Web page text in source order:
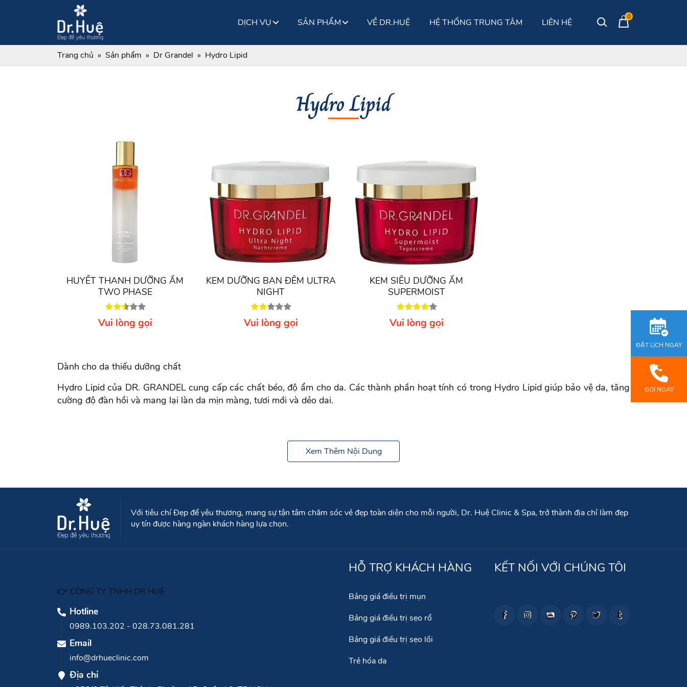
DỊCH VỤ SẢN PHẨM VỀ DR.HUỆ HỆ THỐNG TRUNG TÂM LIÊN HỆ
0
Trang chủ Sản phẩm Dr Grandel Hydro Lipid
Hydro Lipid
HUYẾT THANH DƯỠNG ẨM
TWO PHASE
Vui lòng gọi
KEM DƯỠNG BAN ĐÊM ULTRA
NIGHT
Vui lòng gọi
KEM SIÊU DƯỠNG ẨM
SUPERMOIST
Vui lòng gọi
Dành cho da thiếu dưỡng chất
Hydro Lipid của DR. GRANDEL cung cấp các chất béo, độ ẩm cho da. Các thành phần hoạt tính có trong Hydro Lipid giúp bảo vệ da, tăng
cường độ đàn hồi và mang lại làn da mịn màng, tươi mới và dẻo dai.
Xem Thêm Nội Dung
Với tiêu chí Đẹp để yêu thương, mang sự tận tâm chăm sóc vẻ đẹp toàn diện cho mỗi người, Dr. Huệ Clinic & Spa, trở thành địa chỉ làm đẹp
uy tín được hàng ngàn khách hàng lựa chọn.
👉 CÔNG TY TNHH DR HUỆ
Hotline
0989.103.202 - 028.73.081.281
Email
info@drhueclinic.com
Địa chỉ
HỖ TRỢ KHÁCH HÀNG
Bảng giá điều trị mụn
Bảng giá điều trị sẹo rổ
Bảng giá điều trị sẹo lồi
Trẻ hóa da
KẾT NỐI VỚI CHÚNG TÔI
ĐẶT LỊCH NGAY
GỌI NGAY